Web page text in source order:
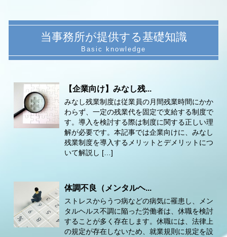
当事務所が提供する基礎知識
【企業向け】みなし残...
みなし残業制度は従業員の月間残業時間にかか
わらず、一定の残業代を固定で支給する制度で
す。導入を検討する際は制度に関する正しい理
解が必要です。本記事では企業向けに、みなし
残業制度を導入するメリットとデメリットにつ
いて解説し […]
体調不良（メンタルヘ...
ストレスからうつ病などの病気に罹患し、メン
タルヘルス不調に陥った労働者は、休職を検討
することが多く存在します。休職には、法律上
の規定が存在しないため、就業規則に規定を設